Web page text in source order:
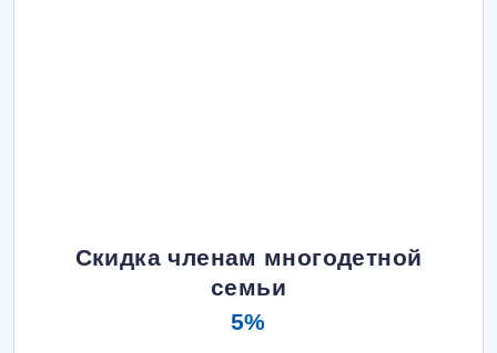
Скидка членам многодетной
семьи
5%